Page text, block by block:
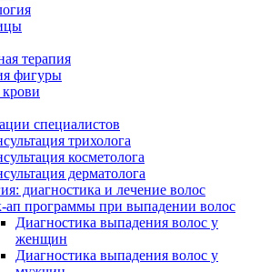
терапия
фигуры
специалистов
трихолога
косметолога
дерматолога
диагностика и лечение волос
ап программы при выпадении волос
Диагностика выпадения волос у
женщин
Диагностика выпадения волос у